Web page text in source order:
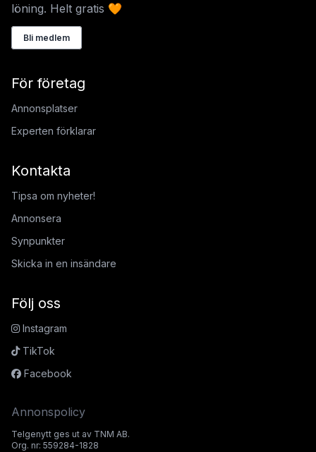
löning. Helt gratis 🧡
Bli medlem
För företag
Annonsplatser
Experten förklarar
Kontakta
Tipsa om nyheter!
Annonsera
Synpunkter
Skicka in en insändare
Följ oss
Instagram
TikTok
Facebook
Annonspolicy
Telgenytt ges ut av TNM AB.
Org. nr: 559284-1828